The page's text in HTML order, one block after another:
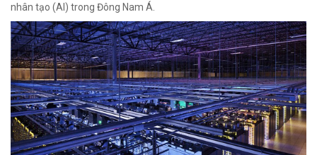
nhân tạo (AI) trong Đông Nam Á.